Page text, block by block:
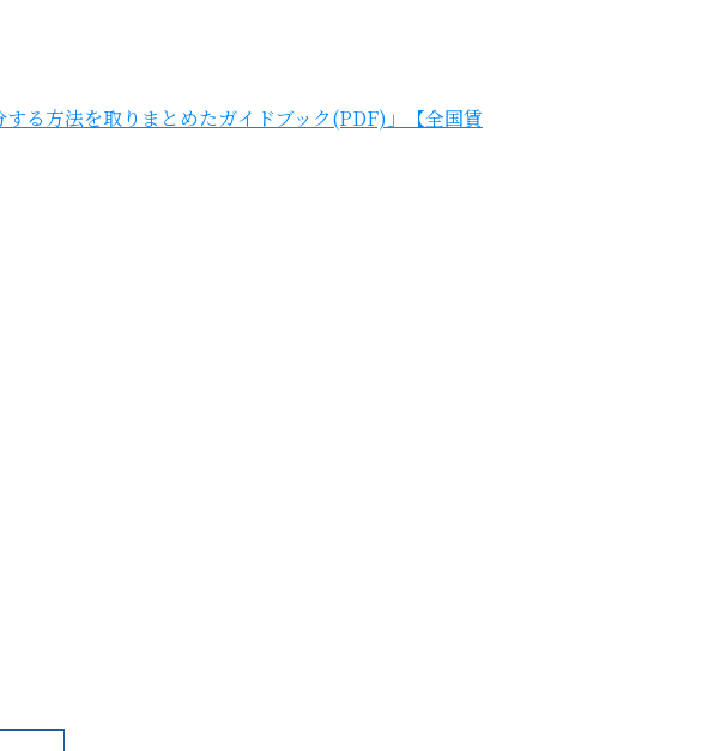
る方法を取りまとめたガイドブック(PDF)」【全国賃